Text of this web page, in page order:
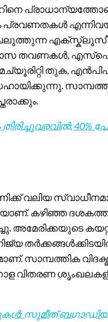
പ്രവണതകൾ
എക്സ്ക്ലൂസീവ്
തവണകൾ,
തുക,
40%
വലിയ
കഴിഞ്ഞ
അമേരിക്കയുടെ
സാമ്പത്തിക
വിതരണ ശൃംഖലകളിൽ
സുമീത്